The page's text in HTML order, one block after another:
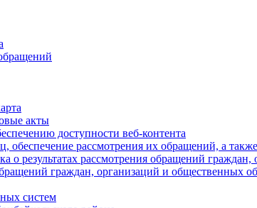
акты
доступности веб-контента
обеспечение рассмотрения их обращений, а
о результатах рассмотрения обращений
граждан, организаций и общественных
систем